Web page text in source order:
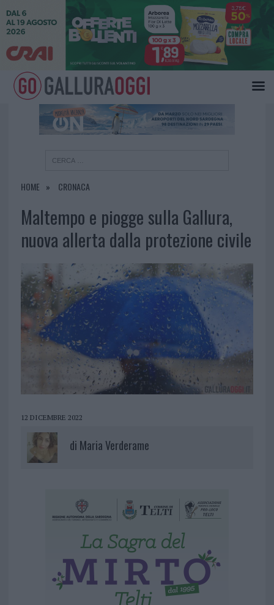
HOME CRONACA
Maltempo e piogge sulla Gallura,
nuova allerta dalla protezione civile
12 DICEMBRE 2022
di Maria Verderame
×